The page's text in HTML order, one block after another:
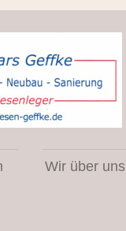
Wir über uns